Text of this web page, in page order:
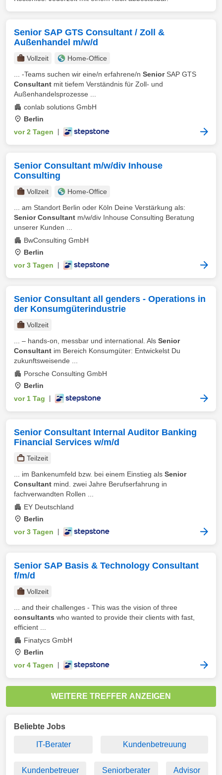
Senior SAP GTS Consultant / Zoll &
Außenhandel m/w/d
Vollzeit
Home-Office
... -Teams suchen wir eine/n erfahrene/n SeniorSAP GTS
Consultant mit tiefem Verständnis für Zoll- und
Außenhandelsprozesse ...
conlab solutions GmbH
Berlin
vor 2 Tagen
Senior Consultant m/w/div Inhouse
Consulting
Vollzeit
Home-Office
... am Standort Berlin oder Köln Deine Verstärkung als:
Senior Consultant m/w/div Inhouse Consulting Beratung
unserer Kunden ...
BwConsulting GmbH
Berlin
vor 3 Tagen
Senior Consultant all genders - Operations in
der Konsumgüterindustrie
Vollzeit
... – hands-on, messbar und international. Als Senior
Consultant im Bereich Konsumgüter: Entwickelst Du
zukunftsweisende ...
Porsche Consulting GmbH
Berlin
vor 1 Tag
Senior Consultant Internal Auditor Banking
Financial Services w/m/d
Teilzeit
... im Bankenumfeld bzw. bei einem Einstieg als Senior
Consultant mind. zwei Jahre Berufserfahrung in
fachverwandten Rollen ...
EY Deutschland
Berlin
vor 3 Tagen
Senior SAP Basis & Technology Consultant
f/m/d
Vollzeit
... and their challenges - This was the vision of three
consultants who wanted to provide their clients with fast,
efficient ...
Finatycs GmbH
Berlin
vor 4 Tagen
WEITERE TREFFER ANZEIGEN
Beliebte Jobs
IT-Berater Kundenbetreuung
Kundenbetreuer Seniorberater Advisor